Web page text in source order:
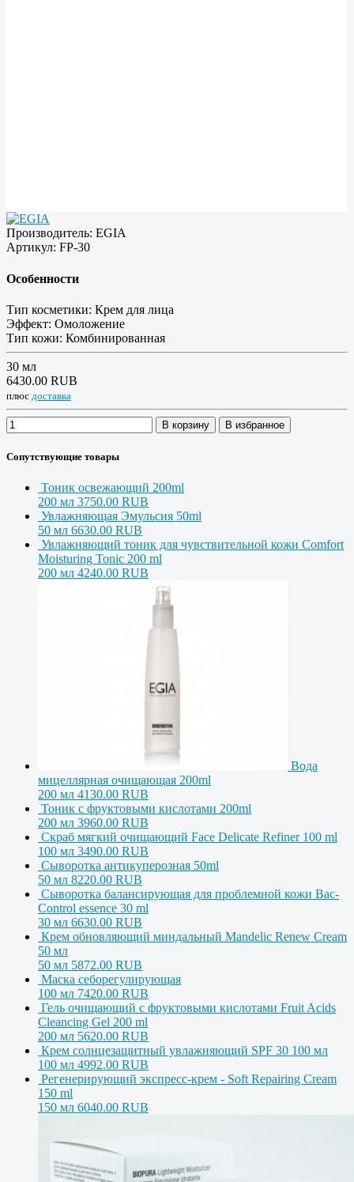
Производитель: EGIA
Артикул: FP-30
Особенности
Тип косметики: Крем для лица
Эффект: Омоложение
Тип кожи: Комбинированная
30 мл
6430.00 RUB
плюс доставка
В корзину В избранное
Сопутствующие товары
Тоник освежающий 200ml
200 мл 3750.00 RUB
Увлажняющая Эмульсия 50ml
50 мл 6630.00 RUB
Увлажняющий тоник для чувствительной кожи Comfort
Moisturing Tonic 200 ml
200 мл 4240.00 RUB
Вода
мицеллярная очищающая 200ml
200 мл 4130.00 RUB
Тоник с фруктовыми кислотами 200ml
200 мл 3960.00 RUB
Скраб мягкий очищающий Face Delicate Refiner 100 ml
100 мл 3490.00 RUB
Сыворотка антикуперозная 50ml
50 мл 8220.00 RUB
Сыворотка балансирующая для проблемной кожи Bac-
Control essence 30 ml
30 мл 6630.00 RUB
Крем обновляющий миндальный Mandelic Renew Cream
50 мл
50 мл 5872.00 RUB
Маска себорегулирующая
100 мл 7420.00 RUB
Гель очищающий с фруктовыми кислотами Fruit Acids
Cleancing Gel 200 ml
200 мл 5620.00 RUB
Крем солнцезащитный увлажняющий SPF 30 100 мл
100 мл 4992.00 RUB
Регенерирующий экспресс-крем - Soft Repairing Cream
150 ml
150 мл 6040.00 RUB